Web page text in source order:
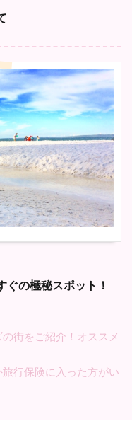
の極秘スポット！
街をご紹介！オススメ
行保険に入った方がい